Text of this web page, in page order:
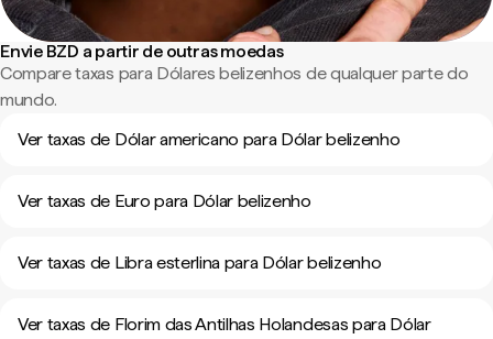
Envie BZD a partir de outras moedas
Compare taxas para Dólares belizenhos de qualquer parte do
mundo.
Ver taxas de Dólar americano para Dólar belizenho
Ver taxas de Euro para Dólar belizenho
Ver taxas de Libra esterlina para Dólar belizenho
Ver taxas de Florim das Antilhas Holandesas para Dólar